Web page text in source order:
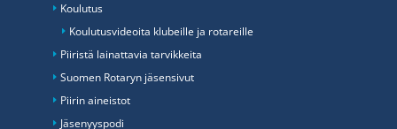
Koulutus
Koulutusvideoita klubeille ja rotareille
Piiristä lainattavia tarvikkeita
Suomen Rotaryn jäsensivut
Piirin aineistot
Jäsenyyspodi